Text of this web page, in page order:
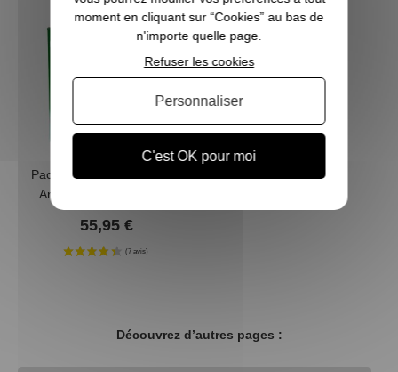
(4 avis)
Pack 100 cartouches Mary
Arm Migration 28 cal 20
55,95 €
Découvrez d’autres pages :
moment en cliquant sur “Cookies” au bas de
n'importe quelle page.
C'est OK pour moi
Refuser les cookies
Personnaliser